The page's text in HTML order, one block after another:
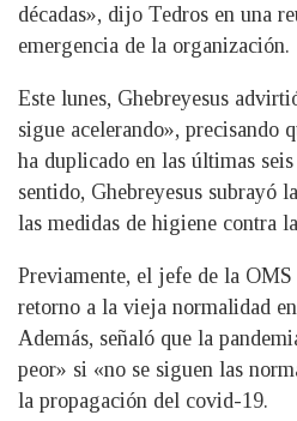
décadas», dijo Tedros en una
emergencia de la organización.
Este lunes, Ghebreyesus
sigue acelerando», precisando
ha duplicado en las últimas seis
sentido, Ghebreyesus subrayó
las medidas de higiene contra
Previamente, el jefe de la
retorno a la vieja normalidad
Además, señaló que la
peor» si «no se siguen las
la propagación del covid-19.